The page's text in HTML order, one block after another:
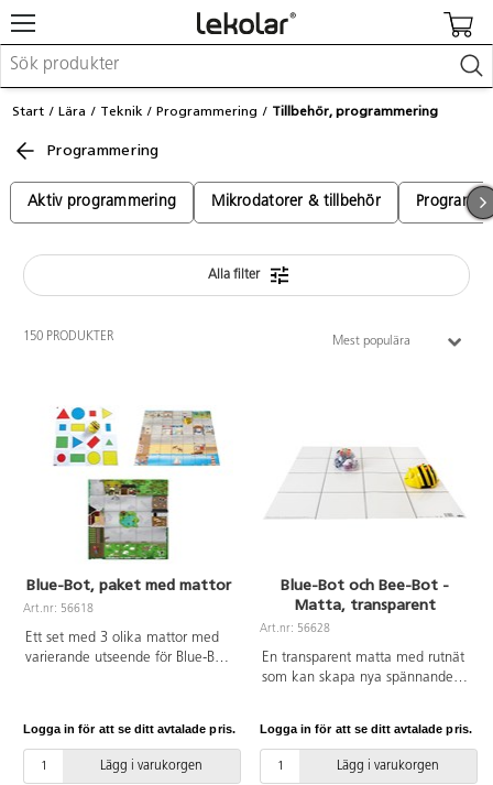
Möbler & inredning
Skapa
Lära
Barnvagnar & småbarnsartiklar
Start Lära Teknik Programmering Tillbehör, programmering
Programmering
Aktiv programmering Mikrodatorer & tillbehör
Alla filter
150 PRODUKTER Mest populära
Blue-Bot, paket med mattor
Art.nr: 56618
Ett set med 3 olika mattor med
varierande utseende för Blue-Bot.
Logga in för att se ditt avtalade pris.
Lägg i varukorgen
Blue-Bot och Bee-Bot -
Matta, transparent
Art.nr: 56628
En transparent matta med rutnät
som kan skapa nya spännande
mattor och planscher, eller till att
designa egna
programmeringsmattor. Mattan
Logga in för att se ditt avtalade pris.
Lägg i varukorgen